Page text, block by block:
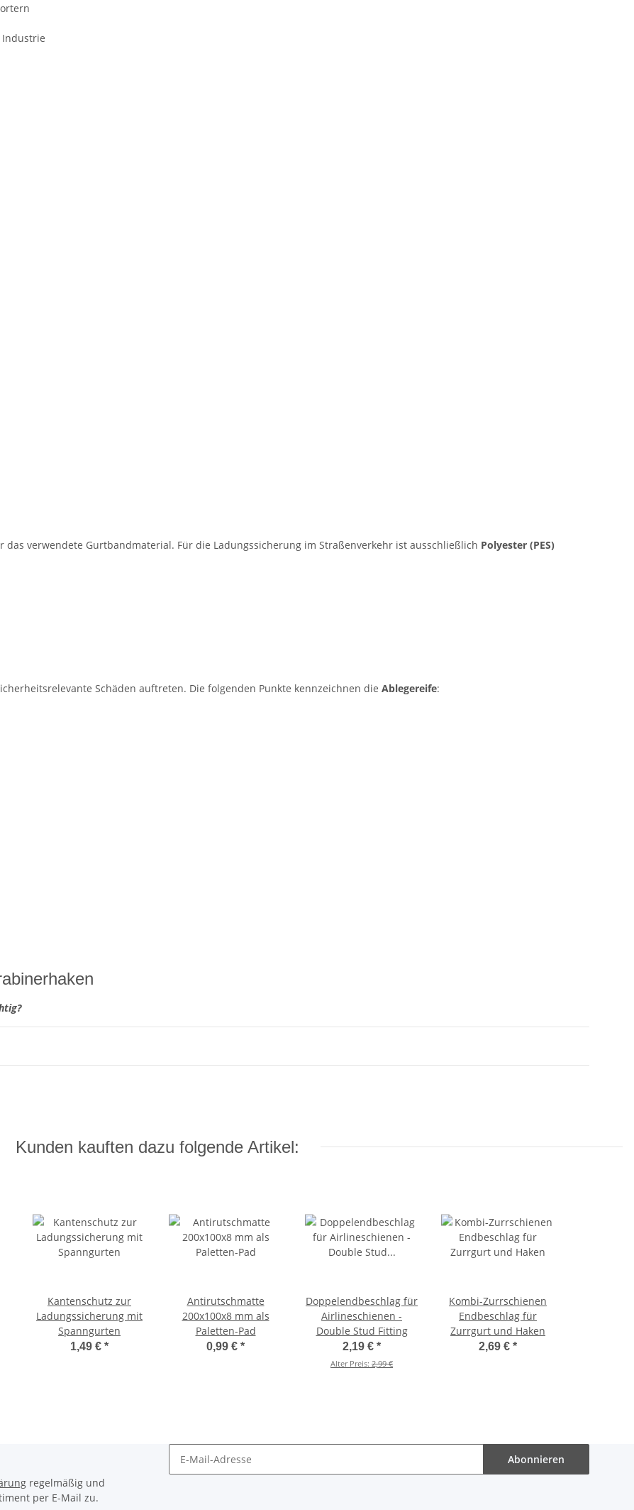
Industrie
das verwendete Gurtbandmaterial. Für die Ladungssicherung im Straßenverkehr ist ausschließlich Polyester (PES)
Schäden auftreten. Die folgenden Punkte kennzeichnen die Ablegereife:
Kunden kauften dazu folgende Artikel:
Kantenschutz zur
Ladungssicherung mit
Spanngurten
1,49 € *
Antirutschmatte
200x100x8 mm als
Paletten-Pad
0,99 € *
Doppelendbeschlag für
Airlineschienen -
Double Stud Fitting
2,19 € *
Alter Preis: 2,99 €
Kombi-Zurrschienen
Endbeschlag für
Zurrgurt und Haken
2,69 € *
regelmäßig und
per E-Mail zu.
Abonnieren